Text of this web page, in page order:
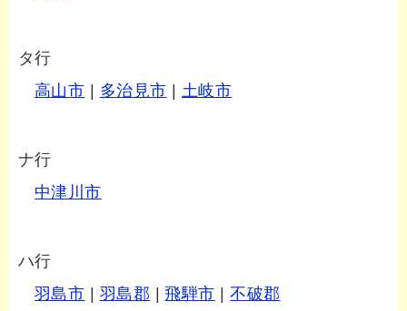
タ行
高山市
多治見市 土岐市
ナ行
中津川市
ハ行
羽島市
羽島郡 飛騨市 |不破郡